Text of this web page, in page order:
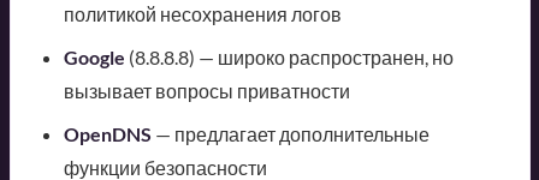
политикой несохранения логов
Google (8.8.8.8) — широко распространен, но
вызывает вопросы приватности
OpenDNS — предлагает дополнительные
функции безопасности